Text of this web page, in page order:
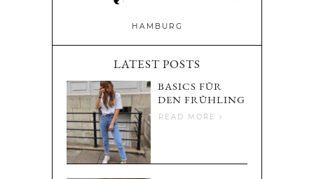
HAMBURG
LATEST POSTS
BASICS FÜR
DEN FRÜHLING
READ MORE